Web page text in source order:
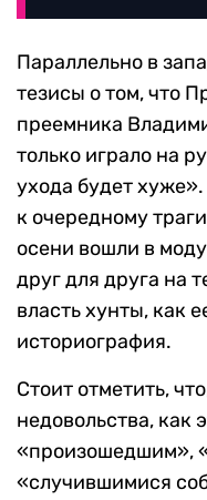
Параллельно в
тезисы о том, что
преемника
только играло на
ухода будет
к очередному
осени вошли в
друг для друга на
власть хунты, как
историография.
Стоит отметить,
недовольства, как
«произошедшим»,
«случившимися